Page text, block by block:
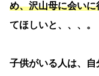
め、沢山母に会いに
てほしいと、、、。
子供がいる人は、